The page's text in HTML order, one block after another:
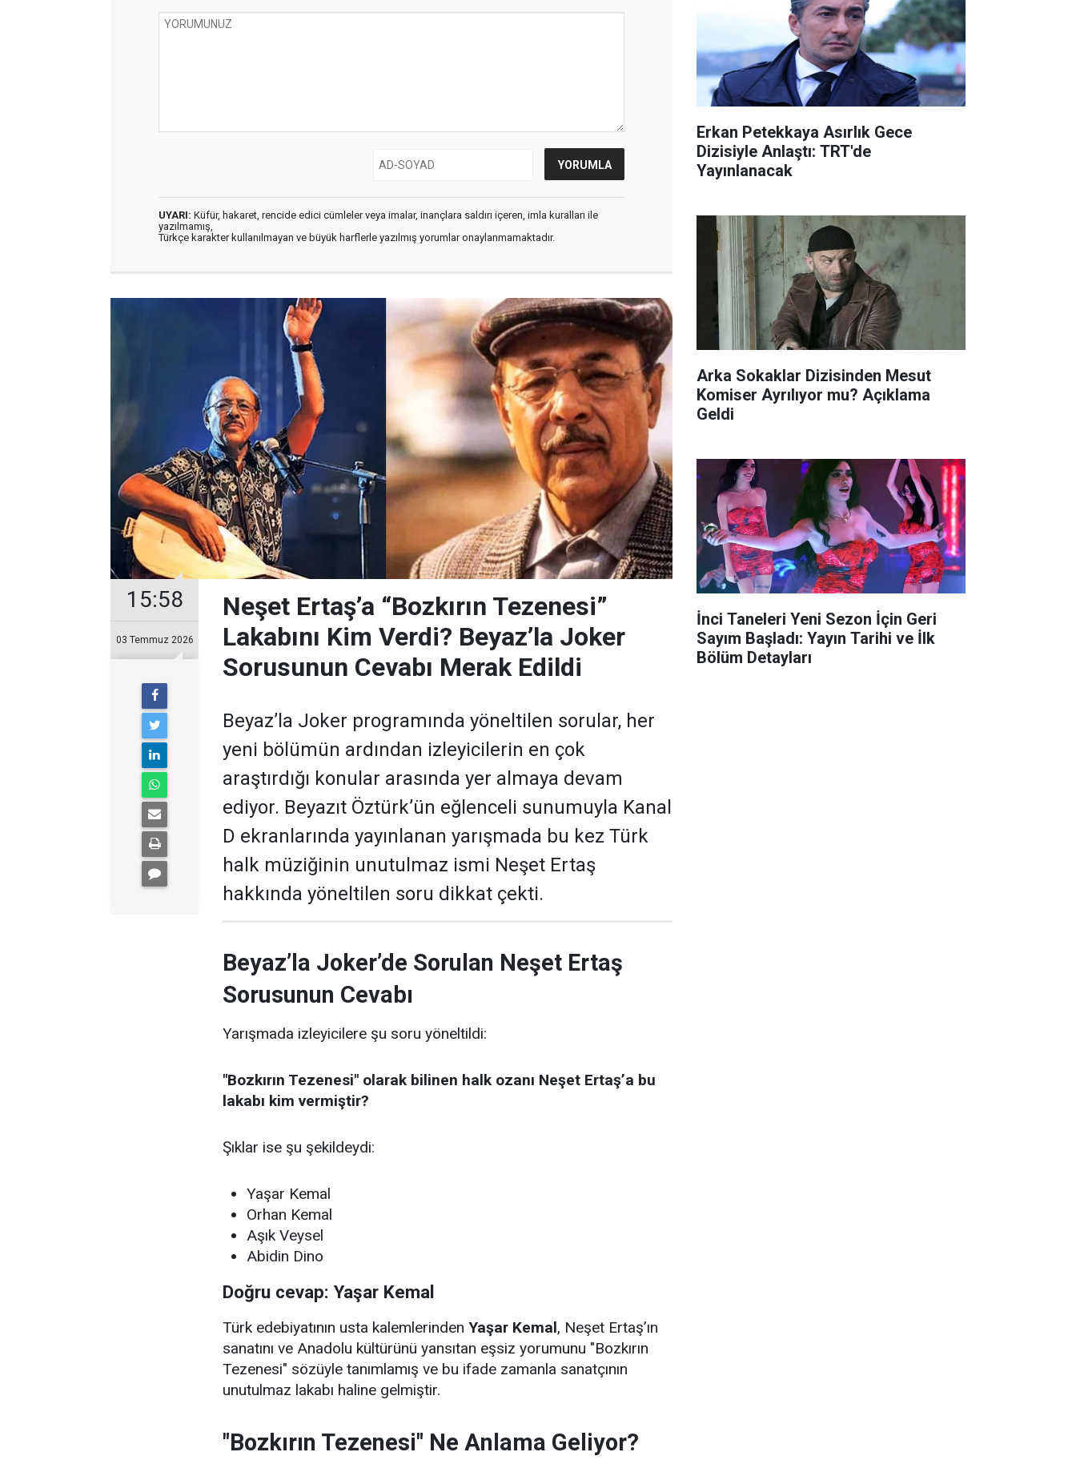
UYARI: Küfür, hakaret, rencide edici cümleler veya imalar, inançlara saldırı içeren, imla kuralları ile
yazılmamış,
Türkçe karakter kullanılmayan ve büyük harflerle yazılmış yorumlar onaylanmamaktadır.
15:58
03 Temmuz 2026
Neşet Ertaş’a “Bozkırın Tezenesi”
Lakabını Kim Verdi? Beyaz’la Joker
Sorusunun Cevabı Merak Edildi
Beyaz’la Joker programında yöneltilen sorular, her
yeni bölümün ardından izleyicilerin en çok
araştırdığı konular arasında yer almaya devam
ediyor. Beyazıt Öztürk’ün eğlenceli sunumuyla Kanal
D ekranlarında yayınlanan yarışmada bu kez Türk
halk müziğinin unutulmaz ismi Neşet Ertaş
hakkında yöneltilen soru dikkat çekti.
Beyaz’la Joker’de Sorulan Neşet Ertaş
Sorusunun Cevabı
Yarışmada izleyicilere şu soru yöneltildi:
"Bozkırın Tezenesi" olarak bilinen halk ozanı Neşet Ertaş’a bu
lakabı kim vermiştir?
Şıklar ise şu şekildeydi:
Yaşar Kemal
Orhan Kemal
Aşık Veysel
Abidin Dino
Doğru cevap: Yaşar Kemal
Türk edebiyatının usta kalemlerinden Yaşar Kemal, Neşet Ertaş’ın
sanatını ve Anadolu kültürünü yansıtan eşsiz yorumunu "Bozkırın
Tezenesi" sözüyle tanımlamış ve bu ifade zamanla sanatçının
unutulmaz lakabı haline gelmiştir.
"Bozkırın Tezenesi" Ne Anlama Geliyor?
Erkan Petekkaya Asırlık Gece
Dizisiyle Anlaştı: TRT'de
Yayınlanacak
Arka Sokaklar Dizisinden Mesut
Komiser Ayrılıyor mu? Açıklama
Geldi
İnci Taneleri Yeni Sezon İçin Geri
Sayım Başladı: Yayın Tarihi ve İlk
Bölüm Detayları